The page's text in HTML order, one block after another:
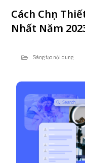
Cách Chọn
Nhất Năm
Sáng tạo nội dung